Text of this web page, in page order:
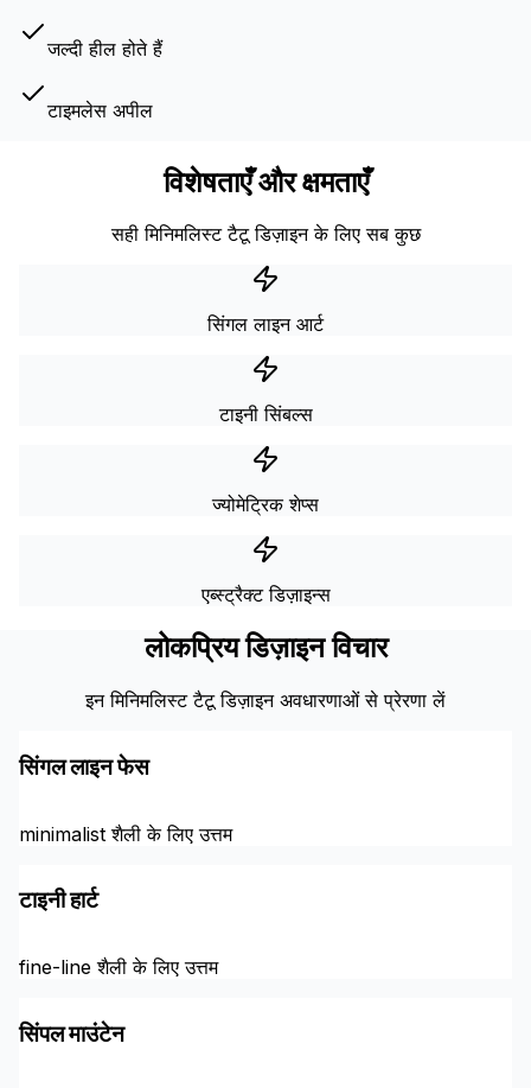
जल्दी हील होते हैं
टाइमलेस अपील
विशेषताएँ और क्षमताएँ
सही मिनिमलिस्ट टैटू डिज़ाइन के लिए सब कुछ
सिंगल लाइन आर्ट
टाइनी सिंबल्स
ज्योमेट्रिक शेप्स
एब्स्ट्रैक्ट डिज़ाइन्स
लोकप्रिय डिज़ाइन विचार
इन मिनिमलिस्ट टैटू डिज़ाइन अवधारणाओं से प्रेरणा लें
सिंगल लाइन फेस
minimalist शैली के लिए उत्तम
टाइनी हार्ट
fine-line शैली के लिए उत्तम
सिंपल माउंटेन